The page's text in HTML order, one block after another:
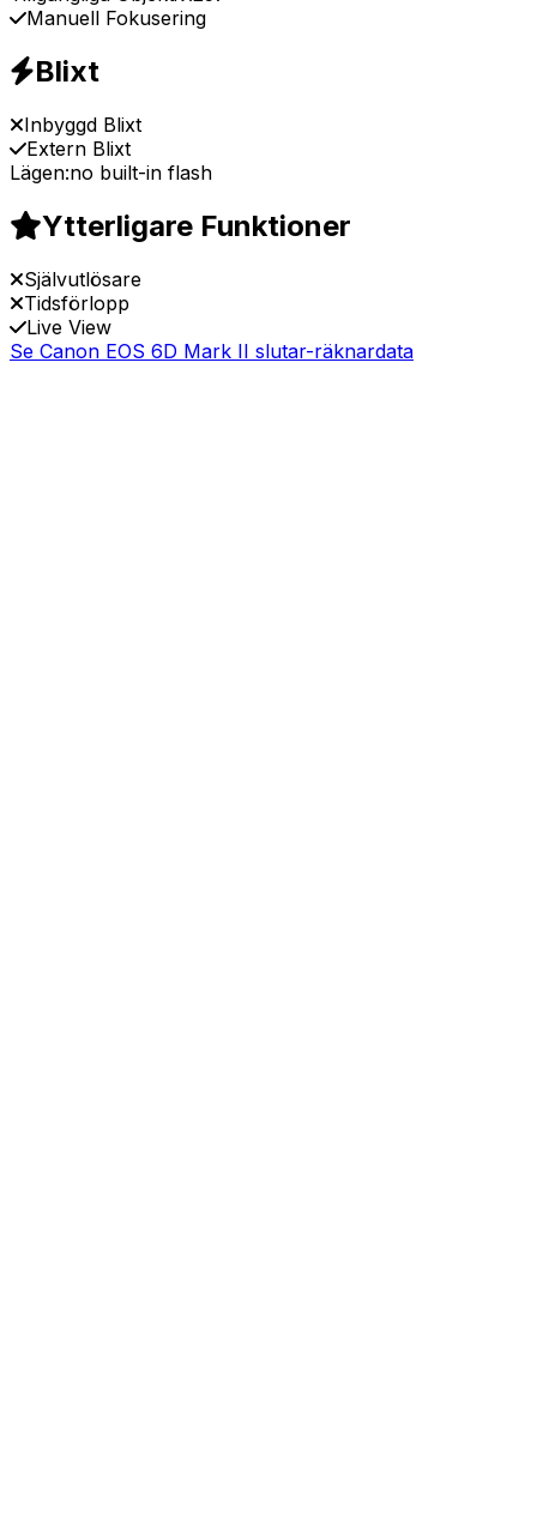
Manuell Fokusering
Blixt
Inbyggd Blixt
Extern Blixt
Lägen:no built-in flash
Ytterligare Funktioner
Självutlösare
Tidsförlopp
Live View
Se Canon EOS 6D Mark II slutar-räknardata